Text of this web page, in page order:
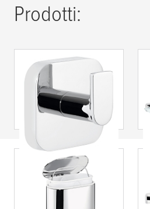
Prodotti:
tesa
® Appendi
asciugamani
Elegaant,
autoadesivo,
elegante
tesa® Pattumiera
bagno Elegaant,
autoadesiva,